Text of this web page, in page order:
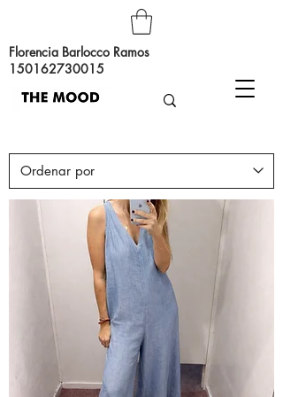
Florencia Barlocco Ramos
150162730015